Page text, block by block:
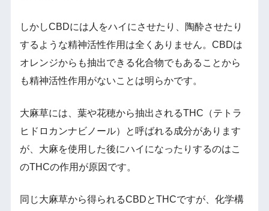
しかしCBDには人をハイにさせたり、陶酔させたり
するような精神活性作用は全くありません。CBDは
オレンジからも抽出できる化合物でもあることから
も精神活性作用がないことは明らかです。
大麻草には、葉や花穂から抽出されるTHC（テトラ
ヒドロカンナビノール）と呼ばれる成分があります
が、大麻を使用した後にハイになったりするのはこ
のTHCの作用が原因です。
同じ大麻草から得られるCBDとTHCですが、化学構